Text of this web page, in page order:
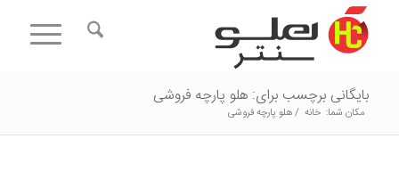
بایگانی برچسب برای: هلو پارچه فروشی
مکان شما: خانه /هلو پارچه فروشی